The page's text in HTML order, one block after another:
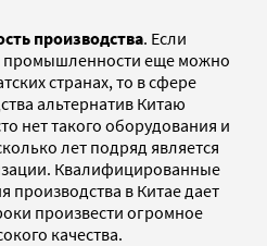
производства. Если
промышленности еще можно
странах, то в сфере
альтернатив Китаю
нет такого оборудования и
лет подряд является
Квалифицированные
производства в Китае дает
произвести огромное
качества.